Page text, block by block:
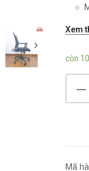
Xem
còn
Mã